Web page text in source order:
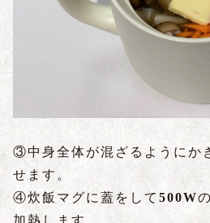
③中身全体が混ざるようにか
せます。
④炊飯マグに蓋をして 500W
加熱します。